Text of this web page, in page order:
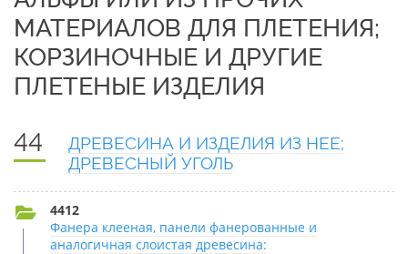
МАТЕРИАЛОВ ДЛЯ ПЛЕТЕНИЯ;
КОРЗИНОЧНЫЕ И ДРУГИЕ
ПЛЕТЕНЫЕ ИЗДЕЛИЯ
44
ДРЕВЕСИНА И ИЗДЕЛИЯ ИЗ НЕЕ;
ДРЕВЕСНЫЙ УГОЛЬ
4412
Фанера клееная, панели фанерованные и
аналогичная слоистая древесина: